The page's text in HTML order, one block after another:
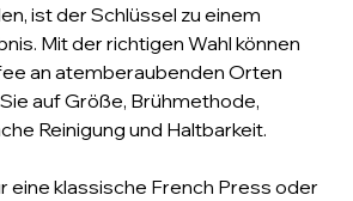
ist der Schlüssel zu einem
Mit der richtigen Wahl können
an atemberaubenden Orten
auf Größe, Brühmethode,
Reinigung und Haltbarkeit.
eine klassische French Press oder